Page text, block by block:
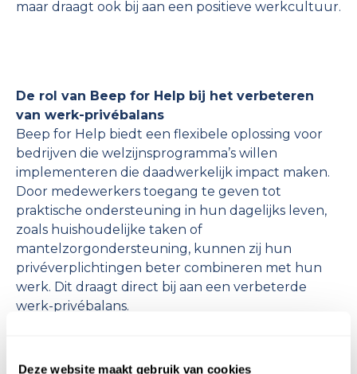
Deze website maakt gebruik van cookies
maar draagt ook bij aan een positieve werkcultuur.
De rol van Beep for Help bij het verbeteren
van werk-privébalans
Beep for Help biedt een flexibele oplossing voor
bedrijven die welzijnsprogramma’s willen
implementeren die daadwerkelijk impact maken.
Door medewerkers toegang te geven tot
praktische ondersteuning in hun dagelijks leven,
zoals huishoudelijke taken of
mantelzorgondersteuning, kunnen zij hun
privéverplichtingen beter combineren met hun
werk. Dit draagt direct bij aan een verbeterde
werk-privébalans.
bedrijven de druk van medewerkers verlichten,